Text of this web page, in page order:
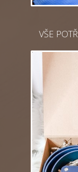
VŠE